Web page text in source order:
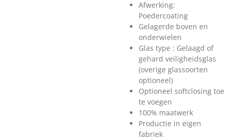
Afwerking:
Poedercoating
Gelagerde boven en
onderwielen
Glas type : Gelaagd of
gehard veiligheidsglas
(overige glassoorten
optioneel)
Optioneel softclosing toe
te voegen
100% maatwerk
Productie in eigen
fabriek